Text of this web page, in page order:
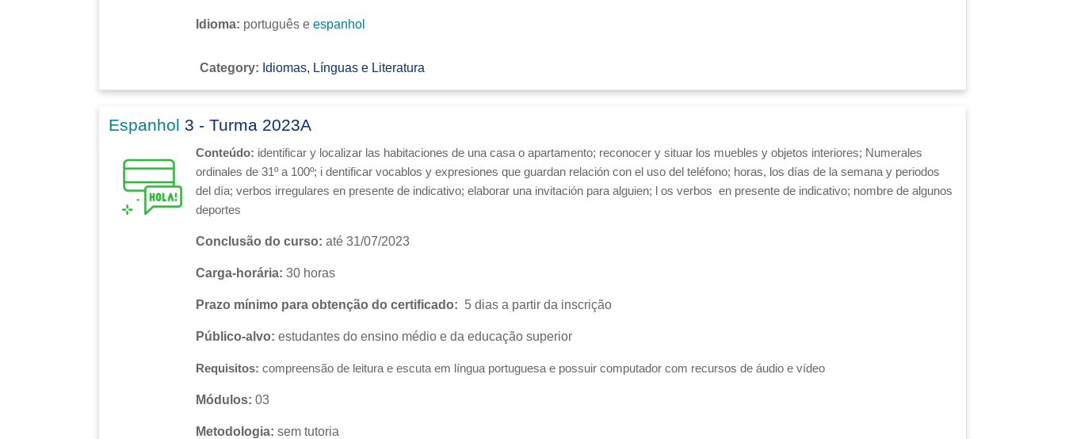
Idioma: português e espanhol
Category: Idiomas, Línguas e Literatura
Espanhol 3 - Turma 2023A
Conteúdo: identificar y localizar las habitaciones de una casa o apartamento; reconocer y situar los muebles y objetos interiores; Numerales
ordinales de 31º a 100º; i dentificar vocablos y expresiones que guardan relación con el uso del teléfono; horas, los días de la semana y periodos
del día; verbos irregulares en presente de indicativo; elaborar una invitación para alguien; l os verbos en presente de indicativo; nombre de algunos
deportes
Conclusão do curso: até 31/07/2023
Carga-horária: 30 horas
Prazo mínimo para obtenção do certificado: 5 dias a partir da inscrição
Público-alvo: estudantes do ensino médio e da educação superior
Requisitos: compreensão de leitura e escuta em língua portuguesa e possuir computador com recursos de áudio e vídeo
Módulos: 03
Metodologia: sem tutoria